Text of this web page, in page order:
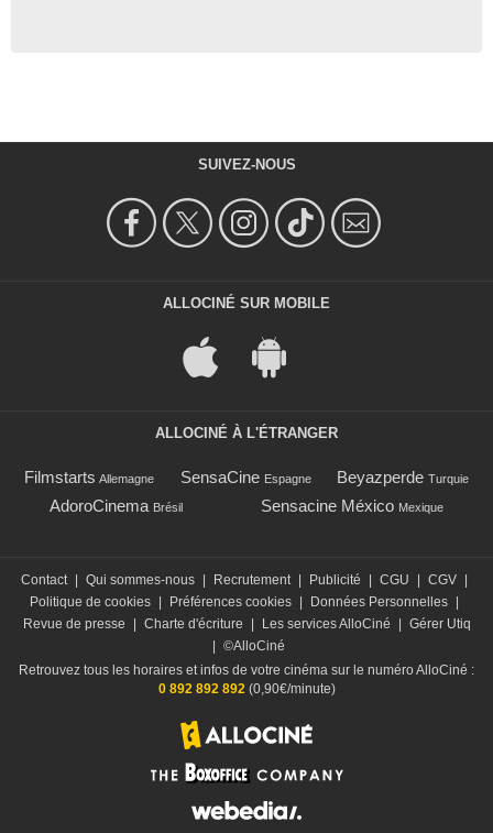
SUIVEZ-NOUS
ALLOCINÉ SUR MOBILE
ALLOCINÉ À L'ÉTRANGER
Filmstarts Allemagne SensaCine Espagne Beyazperde Turquie
AdoroCinema Brésil Sensacine México Mexique
Contact | Qui sommes-nous | Recrutement | Publicité | CGU | CGV |
Politique de cookies | Préférences cookies | Données Personnelles |
Revue de presse
| Charte d'écriture | Les services AlloCiné | Gérer Utiq
| ©AlloCiné
Retrouvez tous les horaires et infos de votre cinéma sur le numéro AlloCiné :
0 892 892 892 (0,90€/minute)